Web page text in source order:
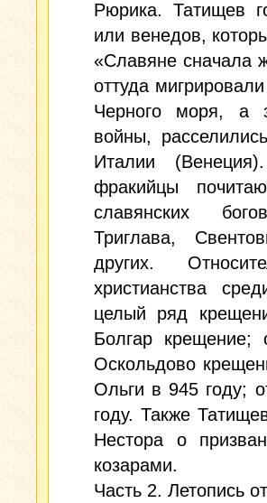
Рюрика. Татищев
или венедов,
«Славяне сначала
оттуда
Черного моря, а
войны,
Италии
фракийцы
славянских
Триглава,
других.
христианства
целый ряд
Болгар
Оскольдово
Ольги в 945 году;
году. Также
Нестора о
козарами.
Часть 2. Летопись